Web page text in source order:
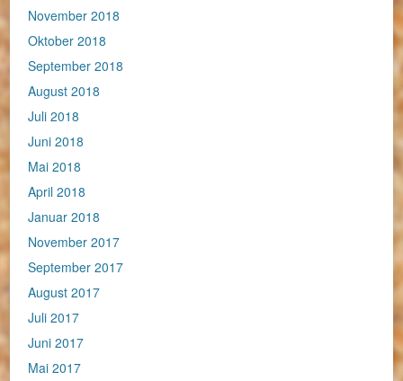
November 2018
Oktober 2018
September 2018
August 2018
Juli 2018
Juni 2018
Mai 2018
April 2018
Januar 2018
November 2017
September 2017
August 2017
Juli 2017
Juni 2017
Mai 2017